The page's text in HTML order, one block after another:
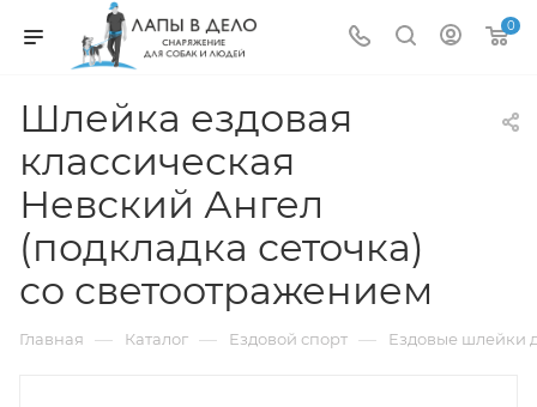
0
Шлейка ездовая
классическая
Невский Ангел
(подкладка сеточка)
со светоотражением
Главная — Каталог — Ездовой спорт — Ездовые шлейки